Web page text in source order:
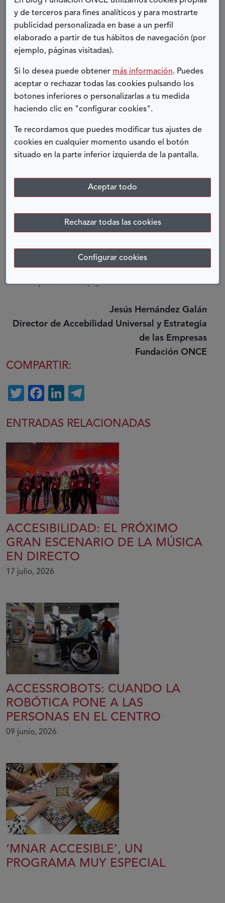
y de terceros para fines analíticos y para mostrarte
publicidad personalizada en base a un perfil
elaborado a partir de tus hábitos de navegación (por
ejemplo, páginas visitadas).
Si lo desea puede obtener más información. Puedes
aceptar o rechazar todas las cookies pulsando los
botones inferiores o personalizarlas a tu medida
haciendo clic en "configurar cookies".
Te recordamos que puedes modificar tus ajustes de
cookies en cualquier momento usando el botón
situado en la parte inferior izquierda de la pantalla.
Aceptar todo
Rechazar todas las cookies
Configurar cookies
profesional básica, bien sea universitaria.
Formación e investigación son los dos
componentes imprescindibles de la receta para
que cualquier entorno, producto o servicio, sea
real o virtual, sea diseñado, producido y
mantenido teniendo en cuenta las necesidades
de las personas, sea cual sea su capacidad.
Un tercer ingrediente, que no puede faltar, es la
voluntad para aplicar siempre en el ejercicio
profesional, cada cual dónde y cómo le
soluciones conocidas.
Y, la mejor solución siempre, será aquella que ha
contado con las personas que utilizarán el
gestado en equipos pluridisciplinares, con todos
los posibles profesionales implicados en su
diseño, producción y gestión.
Jesús Hernández Galán
Director de Accebilidad Universal y Estrategia
de las Empresas
Fundación ONCE
COMPARTIR:
TwitterFacebook
LinkedIn
ENTRADAS RELACIONADAS
ACCESIBILIDAD: EL PRÓXIMO
GRAN ESCENARIO DE LA MÚSICA
EN DIRECTO
17 julio, 2026
ACCESSROBOTS: CUANDO LA
ROBÓTICA PONE A LAS
PERSONAS EN EL CENTRO
09 junio, 2026
‘MNAR ACCESIBLE’, UN
PROGRAMA MUY ESPECIAL